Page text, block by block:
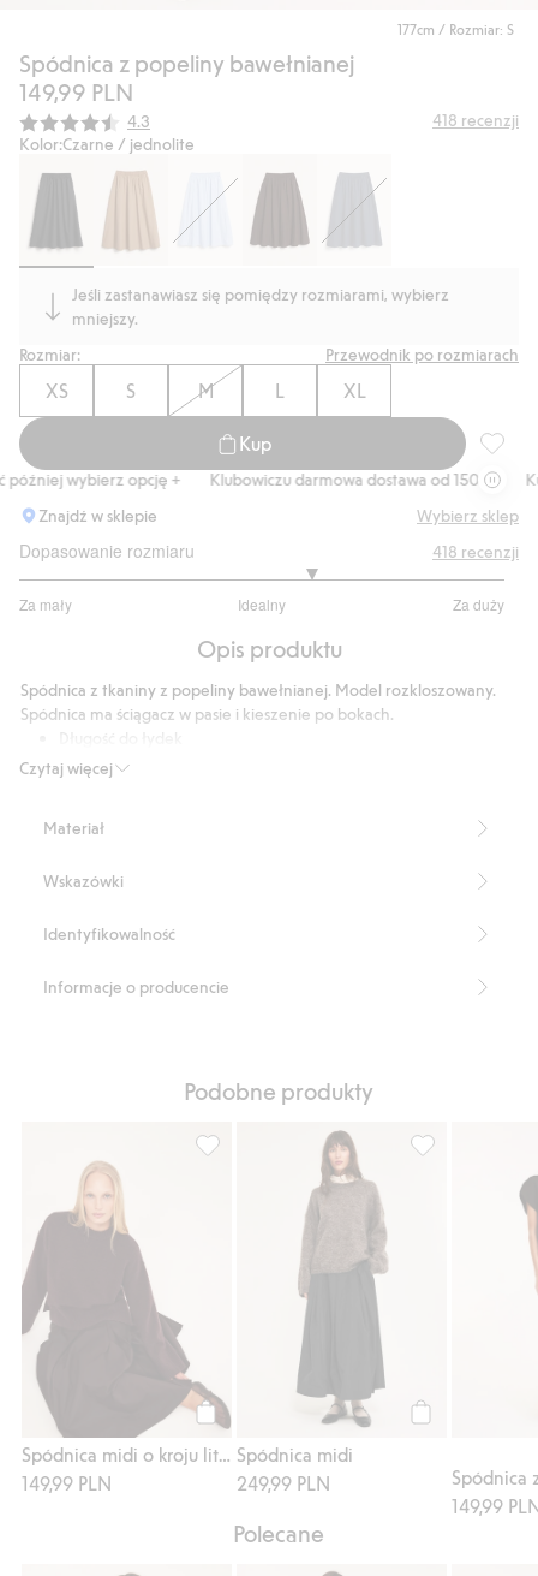
177cm / Rozmiar: S
Spódnica z popeliny bawełnianej
149,99 PLN
Średnia ocena:
4.3 418 recenzji
Kolor:Czarne / jednolite
Jeśli zastanawiasz się pomiędzy rozmiarami, wybierz
mniejszy.
Rozmiar:
Przewodnik po rozmiarach
XS S M L XL
Kup
wybierz opcję + Klubowiczu darmowa dostawa od 150 zł
Znajdź w sklepie
Wybierz sklep
Dopasowanie rozmiaru
Za mały Idealny Za duży
na
341
głosów
418 recenzji
Opis produktu
Czytaj więcej
Spódnica z tkaniny z popeliny bawełnianej. Model rozkloszowany.
Spódnica ma ściągacz w pasie i kieszenie po bokach.
Długość: 83 cm w rozmiarze S
Materiał
Wskazówki
Identyfikowalność
Informacje o producencie
Podobne produkty
Kup
149,99 PLN
Spódnica midi o kroju litery A, z
Spódnica midi
249,99 PLN
Spódnica
Spódnica
149,99
Polecane